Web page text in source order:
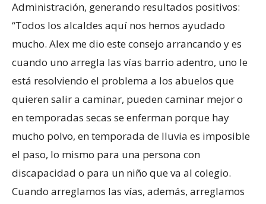
Administración, generando resultados positivos:
“Todos los alcaldes aquí nos hemos ayudado
mucho. Alex me dio este consejo arrancando y es
cuando uno arregla las vías barrio adentro, uno le
está resolviendo el problema a los abuelos que
quieren salir a caminar, pueden caminar mejor o
en temporadas secas se enferman porque hay
mucho polvo, en temporada de lluvia es imposible
el paso, lo mismo para una persona con
discapacidad o para un niño que va al colegio.
Cuando arreglamos las vías, además, arreglamos